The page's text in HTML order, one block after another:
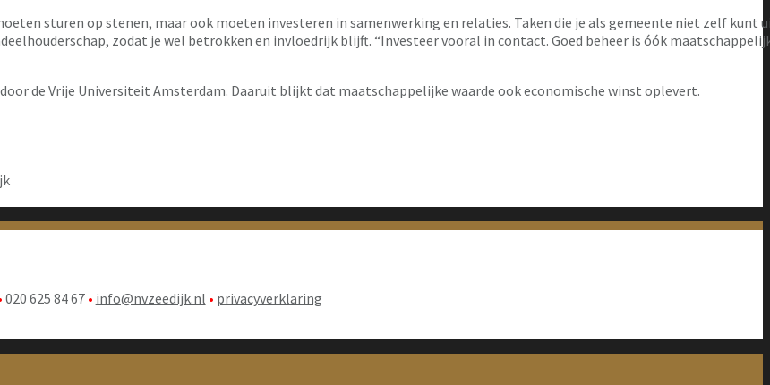
sturen op stenen, maar ook moeten investeren in samenwerking en relaties. Taken die je als gemeente niet zelf kunt
zodat je wel betrokken en invloedrijk blijft. “Investeer vooral in contact. Goed beheer is óók
de Vrije Universiteit Amsterdam. Daaruit blijkt dat maatschappelijke waarde ook economische winst oplevert.
020 625 84 67 • info@nvzeedijk.nl • privacyverklaring